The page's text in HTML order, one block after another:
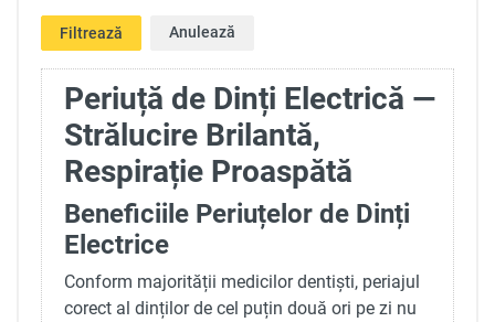
Filtrează Anulează
Periuță de Dinți Electrică —
Strălucire Brilantă,
Respirație Proaspătă
Beneficiile Periuțelor de Dinți
Electrice
Conform majorității medicilor dentiști, periajul
corect al dinților de cel puțin două ori pe zi nu